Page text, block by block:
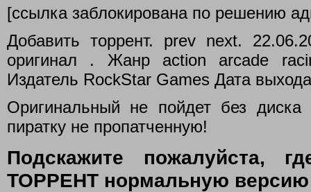
[ссылка заблокирована по решению
Добавить торрент. prev next.
оригинал . Жанр action arcade
Издатель RockStar Games Дата
Оригинальный не пойдет без
пиратку не пропатченную!
Подскажите пожалуйста,
ТОРРЕНТ нормальную версию